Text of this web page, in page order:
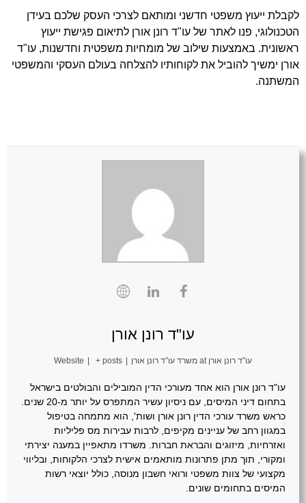
לקבלת ייעוץ משפטי חדשני ומותאם לצרכי העסק שלכם בעידן
הטכנולוגי, פנו לאתר של עו"ד רונן אורן לתיאום פגישת ייעוץ
ראשונית. באמצעות שילוב של מומחיות משפטית וחדשנות, עו"ד
אורן ימשיך להוביל את לקוחותיו להצלחה בעולם העסקי והמשפטי
המשתנה.
עו"ד רונן אורן
עו"ד רונן אורן at משרד עו"ד רונן אורן Website + posts
עו"ד רונן אורן הוא אחד מעורכי הדין המובילים והבולטים בישראל
בתחום דיני המיסים, עם ניסיון עשיר המתפרס על יותר מ-20 שנים.
כראש משרד עורכי הדין רונן אורן ושות', הוא מתמחה בטיפול
במגוון רחב של עניינים מקיפים, לרבות עבירות מס פליליות
ואזרחיות, מיזוגים והבראת חברות. משרדו מתאפיין במענה יצירתי
ומקורי, תוך מתן פתרונות מותאמים אישית לצרכי הלקוחות, ובליווי
מקצועי של צוות משפטי ורואי חשבון מנוסה, כולל יוצאי רשות
המיסים בתחומים שונים.